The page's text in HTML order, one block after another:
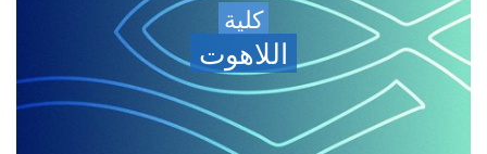
كلية
اللاهوت